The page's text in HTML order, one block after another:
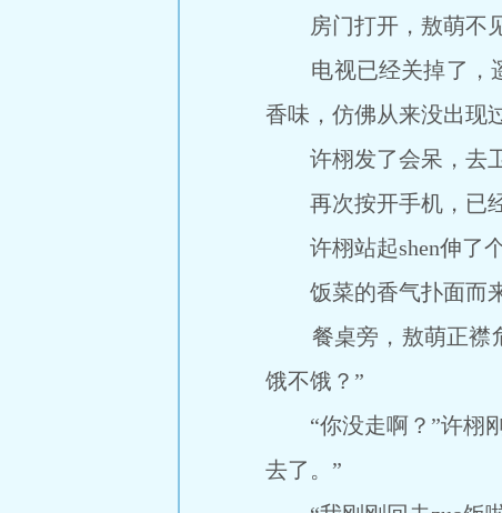
房门打开，敖萌不见
电视已经关掉了，遥
香味，仿佛从来没出现
许栩发了会呆，去卫
再次按开手机，已经
许栩站起shen伸了个
饭菜的香气扑面而来
餐桌旁，敖萌正襟危
饿不饿？”
“你没走啊？”许栩刚
去了。”